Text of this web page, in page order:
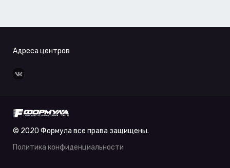
Адреса центров
© 2020 Формула все права защищены.
Политика конфиденциальности